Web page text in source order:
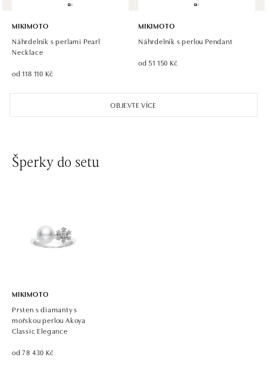
OBJEVTE VÍCE
MIKIMOTO
Náhrdelník s perlami Pearl
Necklace
od 118 110 Kč
MIKIMOTO
Náhrdelník s perlou Pendant
od 51 150 Kč
Šperky do setu
MIKIMOTO
Prsten s diamanty s
mořskou perlou Akoya
Classic Elegance
od 78 430 Kč